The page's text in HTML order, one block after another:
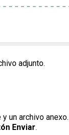
adjunto.
un archivo anexo.
Enviar.